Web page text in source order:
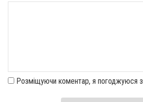
Розміщуючи коментар, я погоджуюся з